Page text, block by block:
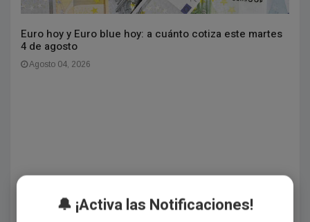
Euro hoy y Euro blue hoy: a cuánto cotiza este martes
4 de agosto
Agosto 04, 2026
🔔 ¡Activa las Notificaciones!